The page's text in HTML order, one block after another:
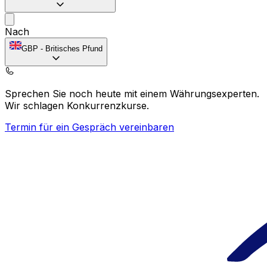
Nach
GBP - Britisches Pfund
Sprechen Sie noch heute mit einem Währungsexperten.
Wir schlagen Konkurrenzkurse.
Termin für ein Gespräch vereinbaren